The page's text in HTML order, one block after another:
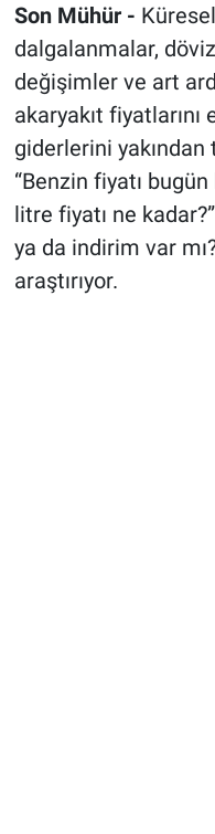
Son Mühür -
dalgalanmalar,
değişimler ve art
akaryakıt
giderlerini
“Benzin fiyatı
litre fiyatı ne
ya da indirim var
araştırıyor.